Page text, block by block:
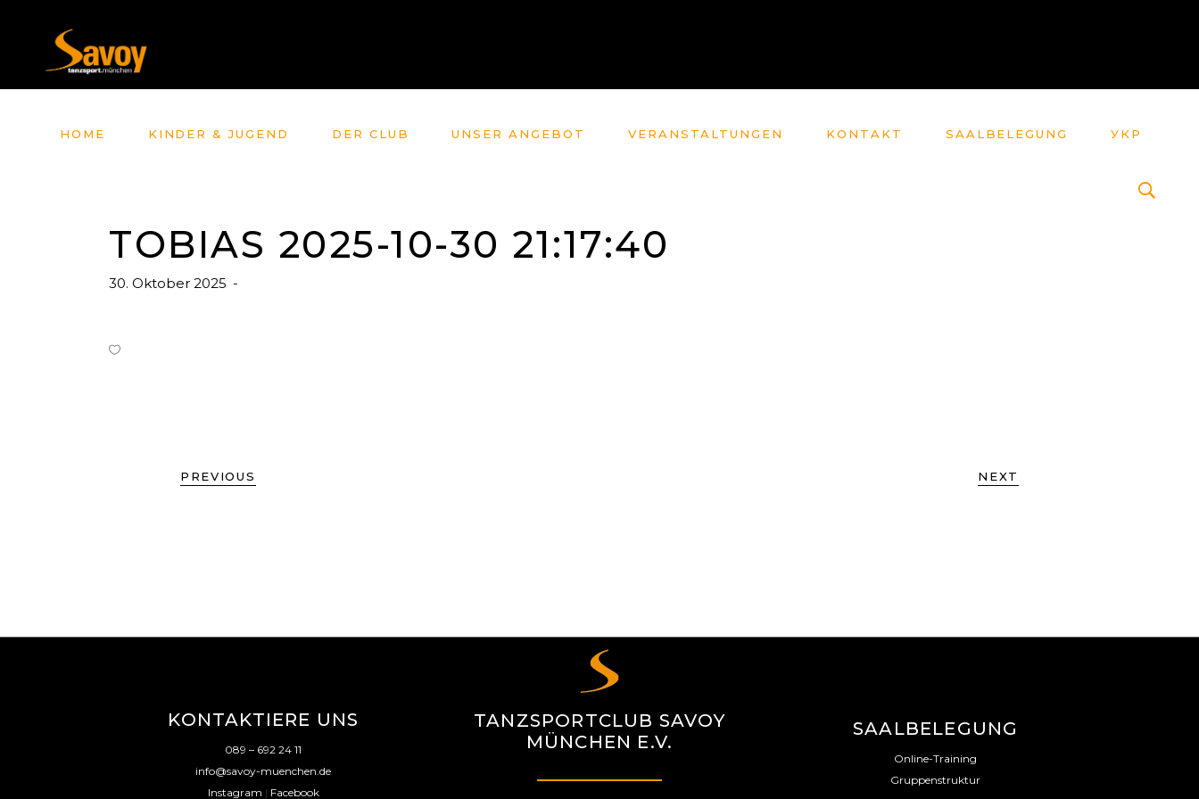
HOME KINDER & JUGEND DER CLUB UNSER ANGEBOT VERANSTALTUNGEN KONTAKT SAALBELEGUNG УКР
TOBIAS 2025-10-30 21:17:40
30. Oktober 2025
PREVIOUS NEXT
KONTAKTIERE UNS
089 – 692 24 11
info@savoy-muenchen.de
Instagram | Facebook
TANZSPORTCLUB SAVOY
MÜNCHEN E.V.
SAALBELEGUNG
Online-Training
Gruppenstruktur